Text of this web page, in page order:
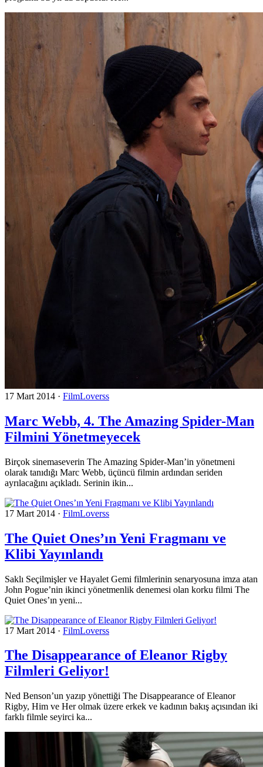
17 Mart 2014 · FilmLoverss
Marc Webb, 4. The Amazing Spider-Man
Filmini Yönetmeyecek
Birçok sinemaseverin The Amazing Spider-Man’in yönetmeni
olarak tanıdığı Marc Webb, üçüncü filmin ardından seriden
ayrılacağını açıkladı. Serinin ikin...
17 Mart 2014 · FilmLoverss
The Quiet Ones’ın Yeni Fragmanı ve
Klibi Yayınlandı
Saklı Seçilmişler ve Hayalet Gemi filmlerinin senaryosuna imza atan
John Pogue’nin ikinci yönetmenlik denemesi olan korku filmi The
Quiet Ones’ın yeni...
17 Mart 2014 · FilmLoverss
The Disappearance of Eleanor Rigby
Filmleri Geliyor!
Ned Benson’un yazıp yönettiği The Disappearance of Eleanor
Rigby, Him ve Her olmak üzere erkek ve kadının bakış açısından iki
farklı filmle seyirci ka...